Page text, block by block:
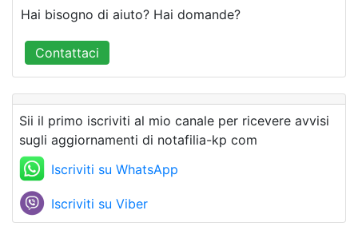
Hai bisogno di aiuto? Hai domande?
Contattaci
Sii il primo iscriviti al mio canale per ricevere avvisi
sugli aggiornamenti di notafilia-kp com
Iscriviti su WhatsApp
Iscriviti su Viber